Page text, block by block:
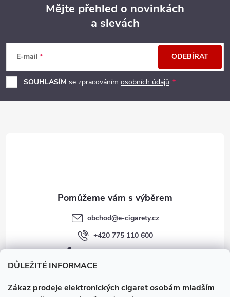
DŮLEŽITÉ INFORMACE
Zákaz prodeje elektronických cigaret osobám mladším
p
a
Mějte přehled o novinkách
a slevách
E-mail
SOUHLASÍM se zpracováním osobních údajů.
ODEBÍRAT
obchod@e-cigarety.cz
+420 775 110 600
facebook.com/e-cigarety.cz